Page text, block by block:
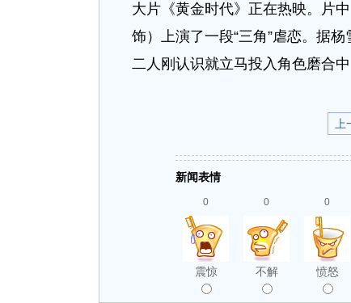
大片《黄金时代》正在热映。片
饰）上演了一段“三角”虐恋。据
二人刚认识就立马投入角色磨合
新闻表情
0
震惊
0
不解
0
愤怒